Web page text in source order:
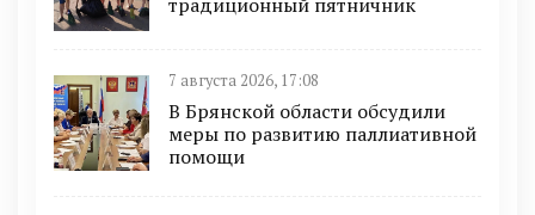
7 августа 2026, 17:08
В Брянской области обсудили
меры по развитию паллиативной
помощи